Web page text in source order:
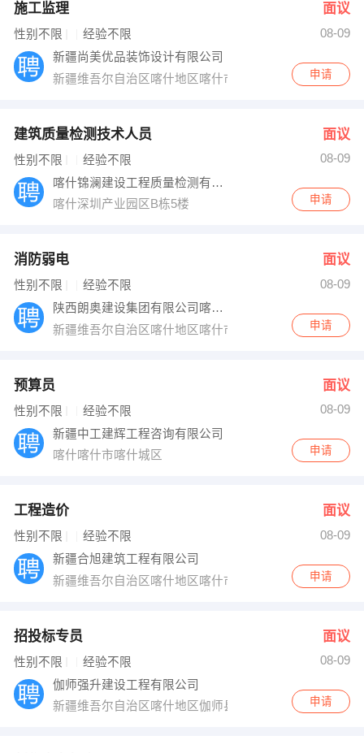
施工监理 面议
性别不限 经验不限
08-09
新疆尚美优品装饰设计有限公司
新疆维吾尔自治区喀什地区喀什市青年南路
申请
建筑质量检测技术人员 面议
性别不限 经验不限
08-09
喀什锦澜建设工程质量检测有限公司
喀什深圳产业园区B栋5楼
申请
消防弱电 面议
性别不限 经验不限
08-09
陕西朗奥建设集团有限公司喀什分公司
新疆维吾尔自治区喀什地区喀什市经十一路国印商业中心
申请
预算员 面议
性别不限 经验不限
08-09
新疆中工建辉工程咨询有限公司
喀什喀什市喀什城区
申请
工程造价 面议
性别不限 经验不限
08-09
新疆合旭建筑工程有限公司
新疆维吾尔自治区喀什地区喀什市多来特巴格路2号
申请
招投标专员 面议
性别不限 经验不限
08-09
伽师强升建设工程有限公司
新疆维吾尔自治区喀什地区伽师县
申请